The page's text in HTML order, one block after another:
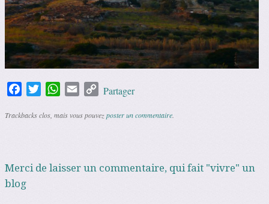
FacebookTwitterWhatsApp
Email Copy
Partager
Trackbacks clos, mais vous pouvezposter un commentaire
Merci de laisser un commentaire, qui fait "vivre" un
blog